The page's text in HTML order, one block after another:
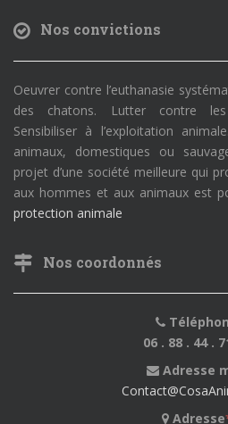
Nos convictions
Oeuvrer contre l’euthanasie
des chatons. Lutter contre les
Sensibiliser à l’exploitation
animaux, domestiques ou
projet d’une société meilleure qui
aux hommes et aux animaux est
protection animale
Nos coordonnés
06 . 88 . 44 .
Adresse
Adresse